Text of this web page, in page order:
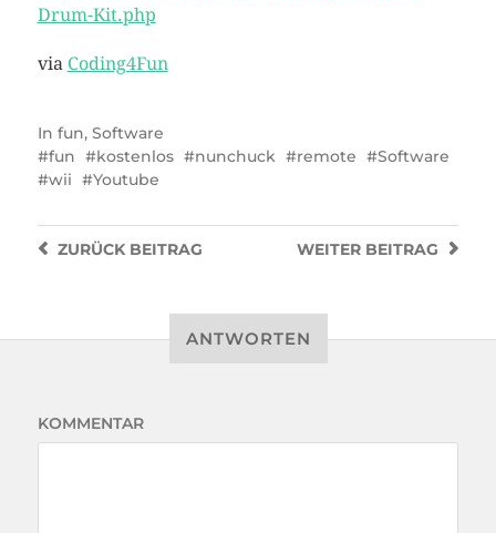
Drum-Kit.php
via Coding4Fun
In fun, Software
fun
kostenlos nunchuck remote
Software
wii
Youtube
WEITER BEITRAG
ZURÜCKBEITRAG
ANTWORTEN
KOMMENTAR